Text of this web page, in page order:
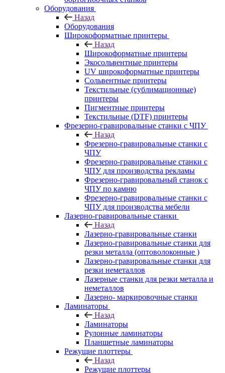
Оборудования
Назад
Оборудования
Широкоформатные принтеры
Назад
Широкоформатные принтеры
Экосольвентные принтеры
UV широкоформатные принтеры
Сольвентные принтеры
Текстильные (сублимационные)
принтеры
Пигментные принтеры
Текстильные (DTF) принтеры
Фрезерно-гравировальные станки с ЧПУ
Назад
Фрезерно-гравировальные станки с
ЧПУ
Фрезерно-гравировальные станки с
ЧПУ для производства рекламы
Фрезерно-гравировальный станок с
ЧПУ по камню
Фрезерно-гравировальные станки с
ЧПУ для производства мебели
Лазерно-гравировальные станки
Назад
Лазерно-гравировальные станки
Лазерно-гравировальные станки для
резки металла (оптоволоконные )
Лазерно-гравировальные станки для
резки неметаллов
Лазерные станки для резки металла и
неметаллов
Лазерно- маркировочные станки
Ламинаторы
Назад
Ламинаторы
Рулонные ламинаторы
Планшетные ламинаторы
Режущие плоттеры
Назад
Режущие плоттеры